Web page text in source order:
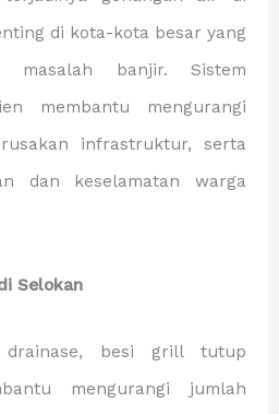
di kota-kota besar yang
masalah banjir. Sistem
membantu mengurangi
infrastruktur, serta
dan keselamatan warga
Selokan
drainase, besi grill tutup
mengurangi jumlah